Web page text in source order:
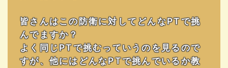
皆さんはこの防衛に対してどんなPTで挑
んでますか？
よく同じPTで挑むっていうのを見るので
すが、他にはどんなPTで挑んでいるか教